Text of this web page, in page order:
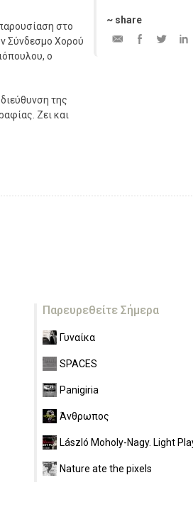
στο
Σύνδεσμο Χορού
ο
της
Zει και
~ share
Παρευρεθείτε Σήμερα
Γυναίκα
SPACES
Panigiria
Άνθρωπος
László Moholy-Nagy. Light
Nature ate the pixels